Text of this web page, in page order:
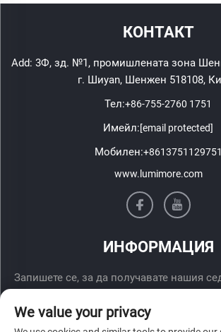
КОНТАКТ
Add: 3Ф, зд. №1, промишлената зона
г. Шиyan, Шенжен 518108,
Тел:+86-755-2760 1751
Имейл:[email protected]
Мобилен:+8613751129751
www.lumimore.com
ИНФОРМАЦИЯ
Запишете се, за да получавате нашия
We value your privacy